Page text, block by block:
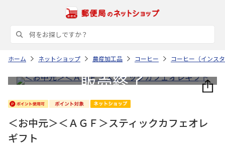
ホーム ネットショップ 農産加工品 コーヒー コーヒー（インス
＜お中元＞＜ＡＧＦ＞スティックカフェオレ
ギフト